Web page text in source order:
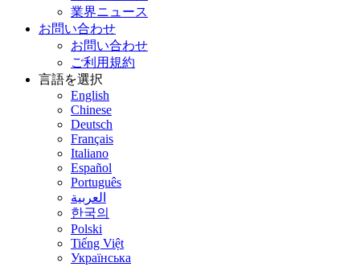
業界ニュース
お問い合わせ
お問い合わせ
ご利用規約
言語を選択
English
Chinese
Deutsch
Français
Italiano
Español
Português
العربية
한국의
Polski
Tiếng Việt
Українська